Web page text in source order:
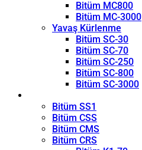
Bitüm MC800
Bitüm MC-3000
Yavaş Kürlenme
Bitüm SC-30
Bitüm SC-70
Bitüm SC-250
Bitüm SC-800
Bitüm SC-3000
Bitüm SS1
Bitüm CSS
Bitüm CMS
Bitüm CRS